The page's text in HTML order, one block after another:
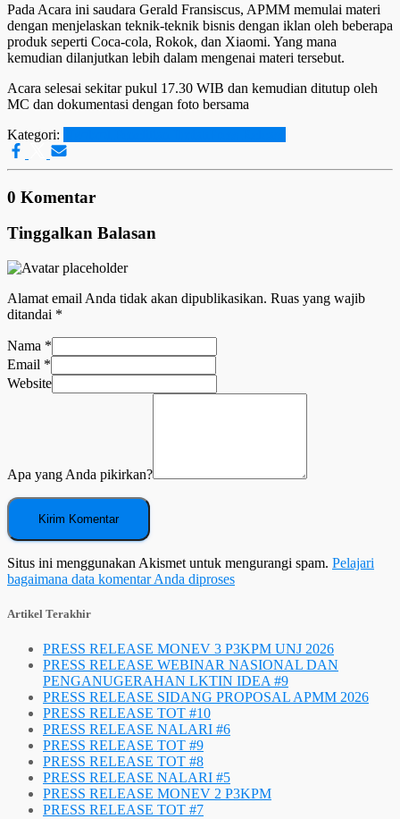
Pada Acara ini saudara Gerald Fransiscus, APMM memulai materi
dengan menjelaskan teknik-teknik bisnis dengan iklan oleh beberapa
produk seperti Coca-cola, Rokok, dan Xiaomi. Yang mana
kemudian dilanjutkan lebih dalam mengenai materi tersebut.
Acara selesai sekitar pukul 17.30 WIB dan kemudian ditutup oleh
MC dan dokumentasi dengan foto bersama
Kategori:
0 Komentar
Tinggalkan Balasan
Alamat email Anda tidak akan dipublikasikan. Ruas yang wajib
ditandai *
Nama *
Email *
Website
Apa yang Anda pikirkan?
Situs ini menggunakan Akismet untuk mengurangi spam. Pelajari
bagaimana data komentar Anda diproses
Artikel Terakhir
PRESS RELEASE MONEV 3 P3KPM UNJ 2026
PRESS RELEASE WEBINAR NASIONAL DAN
PENGANUGERAHAN LKTIN IDEA #9
PRESS RELEASE SIDANG PROPOSAL APMM 2026
PRESS RELEASE TOT #10
PRESS RELEASE NALARI #6
PRESS RELEASE TOT #9
PRESS RELEASE TOT #8
PRESS RELEASE NALARI #5
PRESS RELEASE MONEV 2 P3KPM
PRESS RELEASE TOT #7